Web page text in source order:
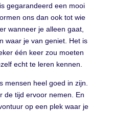
gegarandeerd een mooi
ons dan ook tot wie
wanneer je alleen gaat,
waar je van geniet. Het is
één keer zou moeten
echt te leren kennen.
mensen heel goed in zijn.
de tijd ervoor nemen. En
op een plek waar je